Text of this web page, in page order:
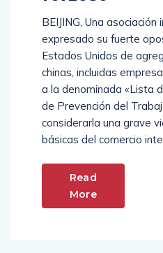
BEIJING, Una asociación
expresado su fuerte
Estados Unidos de
chinas, incluidas
a la denominada «Lista
de Prevención del
considerarla una grave
básicas del comercio
Read
More